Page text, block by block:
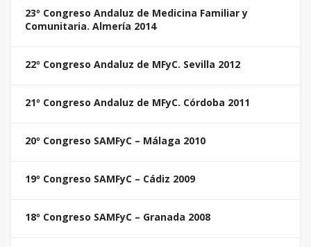
23º Congreso Andaluz de Medicina Familiar y
Comunitaria. Almería 2014
22º Congreso Andaluz de MFyC. Sevilla 2012
21º Congreso Andaluz de MFyC. Córdoba 2011
20º Congreso SAMFyC – Málaga 2010
19º Congreso SAMFyC – Cádiz 2009
18º Congreso SAMFyC – Granada 2008